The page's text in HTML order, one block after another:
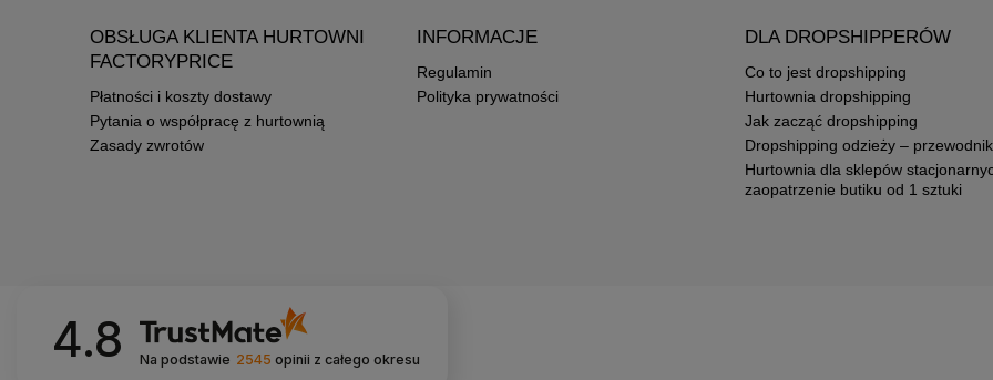
OBSŁUGA KLIENTA HURTOWNI
FACTORYPRICE
Płatności i koszty dostawy
Pytania o współpracę z hurtownią
Zasady zwrotów
INFORMACJE
Regulamin
Polityka prywatności
DLA DROPSHIPPERÓW
Co to jest dropshipping
Hurtownia dropshipping
Jak zacząć dropshipping
Dropshipping odzieży – przewodnik
Hurtownia dla sklepów
zaopatrzenie butiku od 1 sztuki
4.8 Na podstawie 2545 opinii z całego okresu